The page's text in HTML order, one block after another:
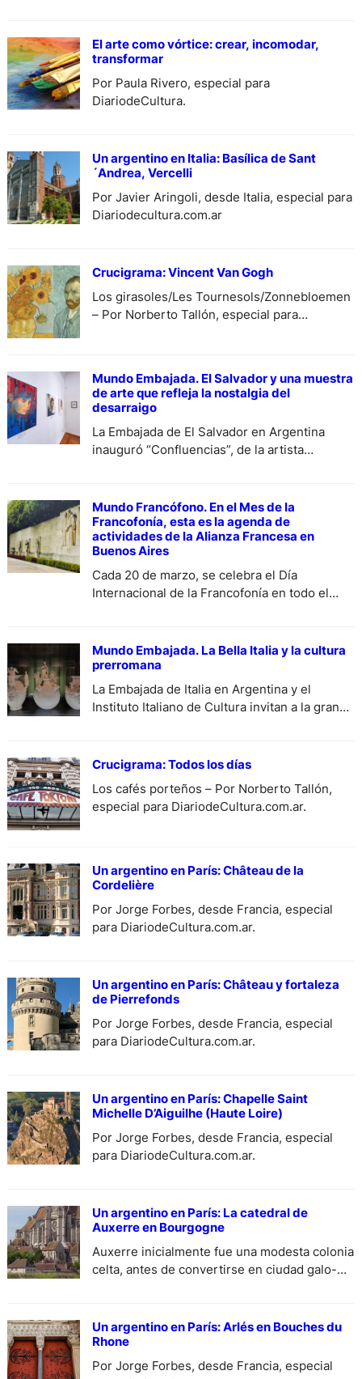
El arte como vórtice: crear, incomodar,
transformar
Por Paula Rivero, especial para
DiariodeCultura.
Un argentino en Italia: Basílica de Sant
´Andrea, Vercelli
Por Javier Aringoli, desde Italia, especial para
Diariodecultura.com.ar
Crucigrama: Vincent Van Gogh
Los girasoles/Les Tournesols/Zonnebloemen
– Por Norberto Tallón, especial para
Mundo Embajada. El Salvador y una muestra
de arte que refleja la nostalgia del
desarraigo
La Embajada de El Salvador en Argentina
inauguró “Confluencias”, de la artista
diversas técnicas y estilos, como el acrílico, la
acuarela, y técnica mixta, se puede visitar
hasta el 21 de junio de 2024, en Av. Santa Fe
1385, 1° Piso. CABA,…
Mundo Francófono. En el Mes de la
Francofonía, esta es la agenda de
actividades de la Alianza Francesa en
Buenos Aires
Cada 20 de marzo, se celebra el Día
Internacional de la Francofonía en todo el
Técnica, que se convirtió después en la
Organización Internacional de la Francofonía.
Aquí te presentamos todas las actividades de
los países francófonos que podrás disfrutar
Mundo Embajada. La Bella Italia y la cultura
prerromana
La Embajada de Italia en Argentina y el
Instituto Italiano de Cultura invitan a la gran
Massimo Osanna…
Crucigrama: Todos los días
Los cafés porteños – Por Norberto Tallón,
especial para DiariodeCultura.com.ar.
Un argentino en París: Château de la
Cordelière
Por Jorge Forbes, desde Francia, especial
para DiariodeCultura.com.ar.
Un argentino en París: Château y fortaleza
de Pierrefonds
Por Jorge Forbes, desde Francia, especial
para DiariodeCultura.com.ar.
Un argentino en París: Chapelle Saint
Michelle D’Aiguilhe (Haute Loire)
Por Jorge Forbes, desde Francia, especial
para DiariodeCultura.com.ar.
Un argentino en París: La catedral de
Auxerre en Bourgogne
Auxerre inicialmente fue una modesta colonia
celta, antes de convertirse en ciudad galo-
Un argentino en París: Arlés en Bouches du
Rhone
Por Jorge Forbes, desde Francia, especial